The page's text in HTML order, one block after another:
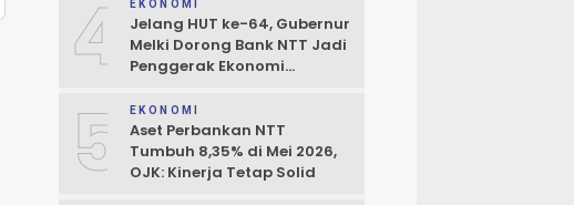
4 EKONOMI
Jelang HUT ke-64, Gubernur
Melki Dorong Bank NTT Jadi
Penggerak Ekonomi
5 EKONOMI
Aset Perbankan NTT
Tumbuh 8,35% di Mei 2026,
OJK: Kinerja Tetap Solid